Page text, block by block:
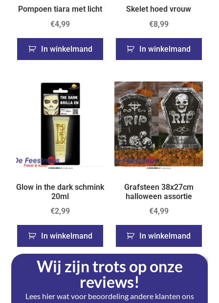
Pompoen tiara met licht
€4,99
In winkelmand
Skelet hoed vrouw
€8,99
In winkelmand
Glow in the dark schmink
20ml
€2,99
In winkelmand
Grafsteen 38x27cm
halloween assortie
€4,99
In winkelmand
Wij zijn trots op onze
reviews!
Lees hier wat voor beoordeling andere klanten ons